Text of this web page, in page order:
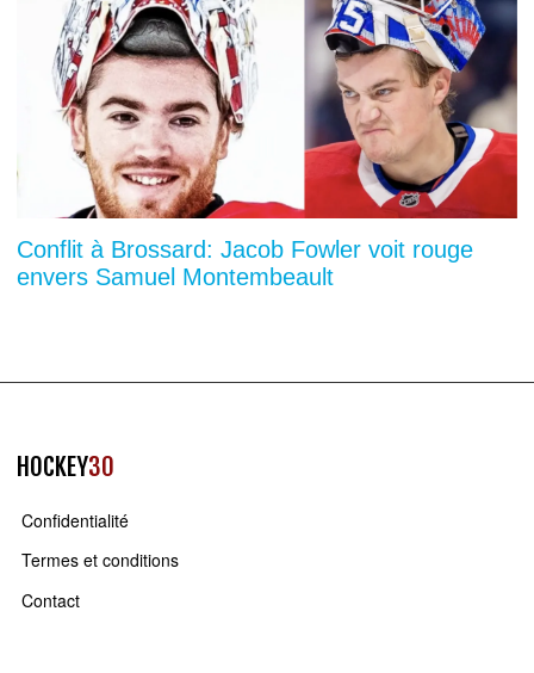
Conflit à Brossard: Jacob Fowler voit rouge
envers Samuel Montembeault
HOCKEY30
Confidentialité
Termes et conditions
Contact